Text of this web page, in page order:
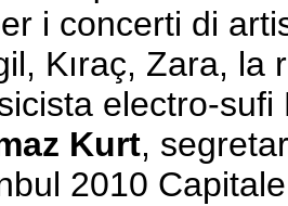
i concerti di
Kıraç, Zara, la
electro-sufi
Kurt,
2010